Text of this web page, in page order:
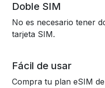
Doble SIM
No es necesario tener
tarjeta SIM.
Fácil de usar
Compra tu plan eSIM